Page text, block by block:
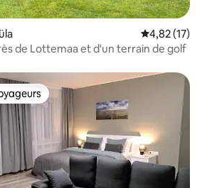
Évaluation
4,82 (17)
de Lottemaa et d'un terrain de golf
les plus appréciés